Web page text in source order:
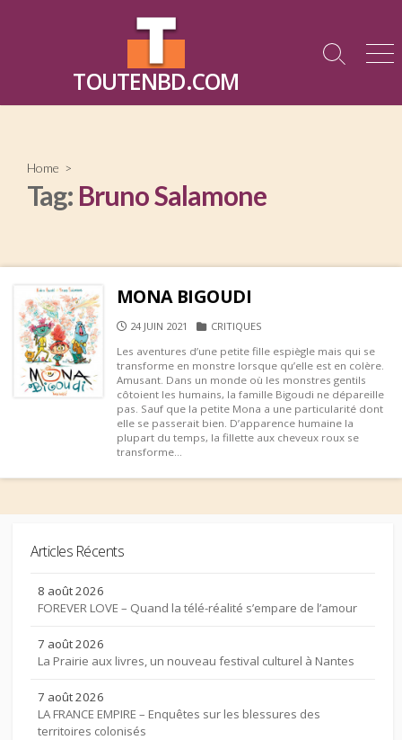
TOUTENBD.COM
Search
Home >
Tag: Bruno Salamone
MONA BIGOUDI
PUBLISHED
24 JUIN 2021 CATEGORIES
CRITIQUES
Les aventures d’une petite fille espiègle mais qui se
transforme en monstre lorsque qu’elle est en colère.
Amusant. Dans un monde où les monstres gentils
côtoient les humains, la famille Bigoudi ne dépareille
pas. Sauf que la petite Mona a une particularité dont
elle se passerait bien. D’apparence humaine la
plupart du temps, la fillette aux cheveux roux se
transforme...
Articles Récents
8 août 2026
FOREVER LOVE – Quand la télé-réalité s’empare de l’amour
7 août 2026
La Prairie aux livres, un nouveau festival culturel à Nantes
7 août 2026
LA FRANCE EMPIRE – Enquêtes sur les blessures des
territoires colonisés